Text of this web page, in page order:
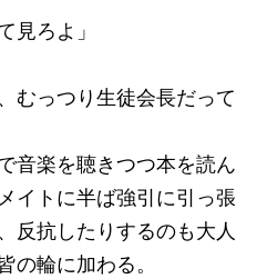
見ろよ」
むっつり生徒会長だって
音楽を聴きつつ本を読ん
イトに半ば強引に引っ張
反抗したりするのも大人
の輪に加わる。